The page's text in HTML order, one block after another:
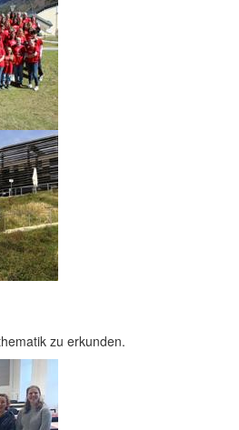
zu erkunden.